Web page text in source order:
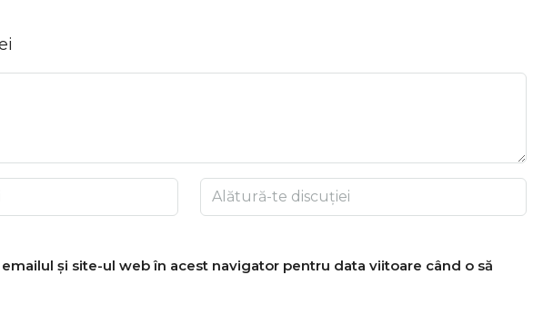
și site-ul web în acest navigator pentru data viitoare când o să